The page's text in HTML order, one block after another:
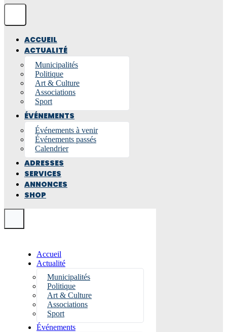
ACCUEIL
ACTUALITÉ
Municipalités
Politique
Art & Culture
Associations
Sport
ÉVÉNEMENTS
Événements à venir
Événements passés
Calendrier
ADRESSES
SERVICES
ANNONCES
SHOP
Accueil
Actualité
Municipalités
Politique
Art & Culture
Associations
Sport
Événements